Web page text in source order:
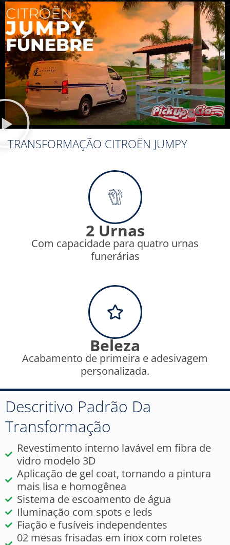
TRANSFORMAÇÃO CITROËN JUMPY
2 Urnas
Com capacidade para quatro urnas
funerárias
Beleza
Acabamento de primeira e adesivagem
personalizada.
Descritivo Padrão Da
Transformação
Revestimento interno lavável em fibra de
vidro modelo 3D
Aplicação de gel coat, tornando a pintura
mais lisa e homogênea
Sistema de escoamento de água
Iluminação com spots e leds
Fiação e fusíveis independentes
02 mesas frisadas em inox com roletes